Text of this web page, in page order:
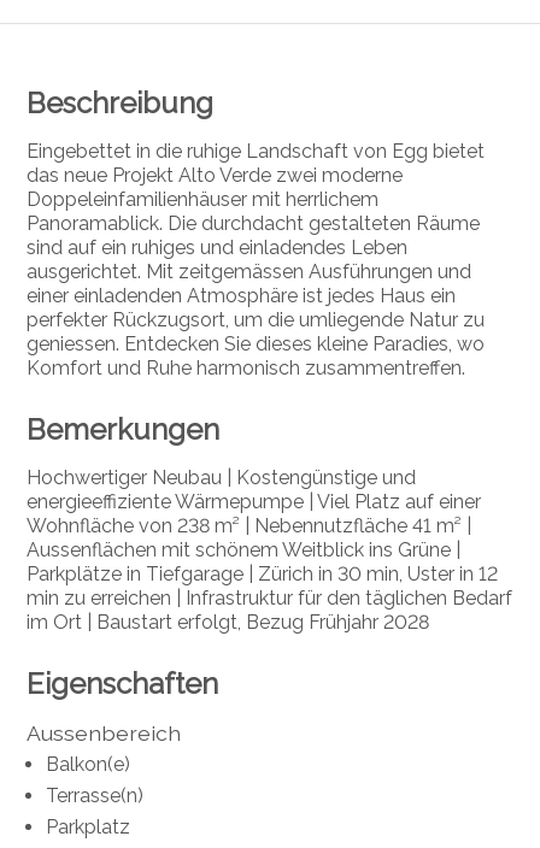
Beschreibung
Eingebettet in die ruhige Landschaft von Egg bietet
das neue Projekt Alto Verde zwei moderne
Doppeleinfamilienhäuser mit herrlichem
Panoramablick. Die durchdacht gestalteten Räume
sind auf ein ruhiges und einladendes Leben
ausgerichtet. Mit zeitgemässen Ausführungen und
einer einladenden Atmosphäre ist jedes Haus ein
perfekter Rückzugsort, um die umliegende Natur zu
geniessen. Entdecken Sie dieses kleine Paradies, wo
Komfort und Ruhe harmonisch zusammentreffen.
Bemerkungen
Hochwertiger Neubau | Kostengünstige und
energieeffiziente Wärmepumpe | Viel Platz auf einer
Wohnfläche von238 m² | Nebennutzfläche 41 m² |
Aussenflächen mit schönem Weitblick ins Grüne |
Parkplätze in Tiefgarage | Zürich in 30 min, Uster in 12
min zu erreichen | Infrastruktur für den täglichen Bedarf
im Ort | Baustart erfolgt, Bezug Frühjahr 2028
Eigenschaften
Aussenbereich
Balkon(e)
Terrasse(n)
Parkplatz